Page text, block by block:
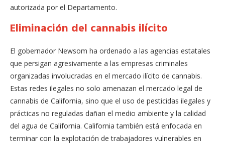
autorizada por el Departamento.
Eliminación del cannabis ilícito
El gobernador Newsom ha ordenado a las agencias estatales
que persigan agresivamente a las empresas criminales
organizadas involucradas en el mercado ilícito de cannabis.
Estas redes ilegales no solo amenazan el mercado legal de
cannabis de California, sino que el uso de pesticidas ilegales y
prácticas no reguladas dañan el medio ambiente y la calidad
del agua de California. California también está enfocada en
terminar con la explotación de trabajadores vulnerables en